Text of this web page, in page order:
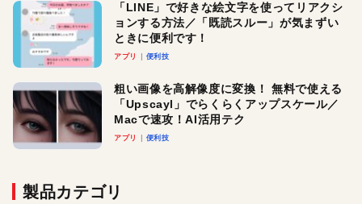
「LINE」で好きな絵文字を使ってリアクシ
ョンする方法／「既読スルー」が気まずい
ときに便利です！
アプリ 便利技
粗い画像を高解像度に変換！ 無料で使える
「Upscayl」でらくらくアップスケール／
Macで速攻！AI活用テク
アプリ 便利技
製品カテゴリ